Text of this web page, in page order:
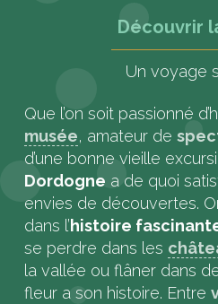
Découvrir
Un voyage
Que l’on soit passionné
musée, amateur de
d’une bonne vieille
Dordogne a de quoi
envies de découvertes.
dans l’histoire
se perdre dans les
la vallée ou flâner dans
fleur a son histoire. Entre